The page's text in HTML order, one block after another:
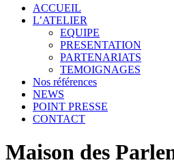
ACCUEIL
L’ATELIER
EQUIPE
PRESENTATION
PARTENARIATS
TEMOIGNAGES
Nos références
NEWS
POINT PRESSE
CONTACT
Maison des